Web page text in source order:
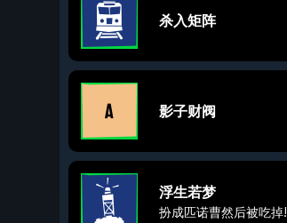
杀入矩阵
影子财阀
浮生若梦
扮成匹诺曹然后被吃掉!